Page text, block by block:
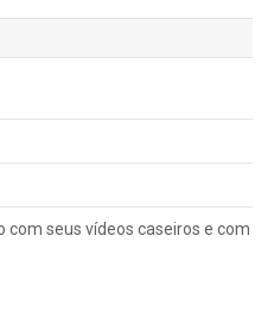
com seus vídeos caseiros e com